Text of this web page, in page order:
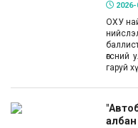
ОХУ
гаруй